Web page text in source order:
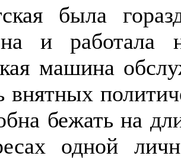
была
и работала
машина
внятных
бежать на
одной